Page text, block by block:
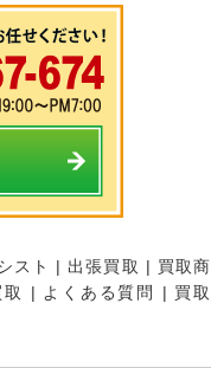
スト | 出張買取 | 買取商
| よくある質問 | 買取